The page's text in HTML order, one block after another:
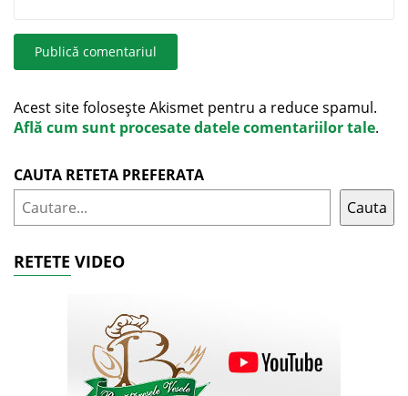
Acest site folosește Akismet pentru a reduce spamul.
Află cum sunt procesate datele comentariilor tale.
CAUTA RETETA PREFERATA
Cauta
RETETE VIDEO